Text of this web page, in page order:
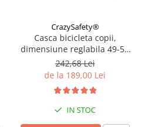
CrazySafety®
Casca bicicleta copii,
dimensiune reglabila 49-55
cm, 2-7 ani, Diverse modele
242,68 Lei
de la 189,00 Lei
IN STOC